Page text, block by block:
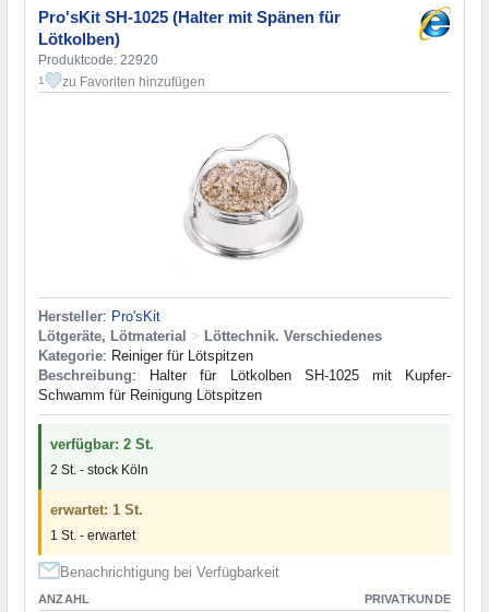
Pro'sKit SH-1025 (Halter mit Spänen für
Lötkolben)
Produktcode: 22920
1 zu Favoriten hinzufügen
Hersteller: Pro'sKit
Lötgeräte, Lötmaterial > Löttechnik. Verschiedenes
Kategorie: Reiniger für Lötspitzen
Beschreibung: Halter für Lötkolben SH-1025 mit Kupfer-
Schwamm für Reinigung Lötspitzen
verfügbar: 2 St.
2 St. - stock Köln
erwartet: 1 St.
1 St. - erwartet
Benachrichtigung bei Verfügbarkeit
ANZAHL PRIVATKUNDE